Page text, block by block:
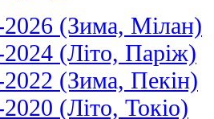
2026 (Зима, Мілан)
2024 (Літо, Паріж)
2022 (Зима, Пекін)
(Літо, Токіо)